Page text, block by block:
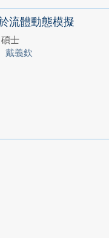
流體動態模擬
士
戴義欽